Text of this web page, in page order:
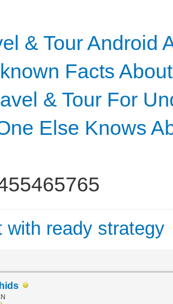
& Tour Android
Facts
& Tour For
Else Knows
with ready strategy